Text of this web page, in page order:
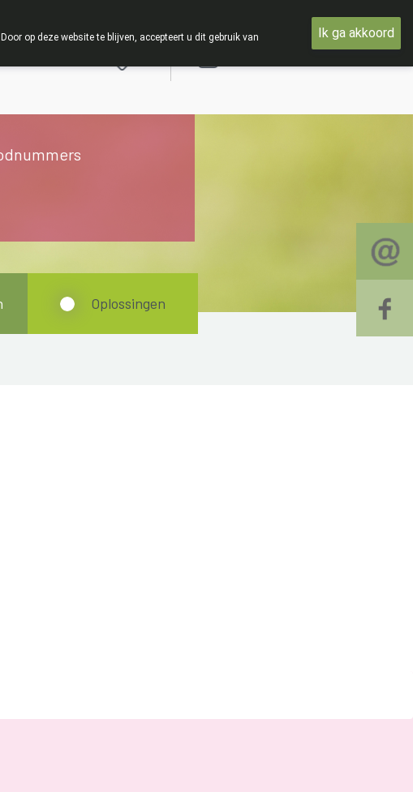
Oplossingen
op deze website te blijven, accepteert u dit gebruik van
Ik ga akkoord